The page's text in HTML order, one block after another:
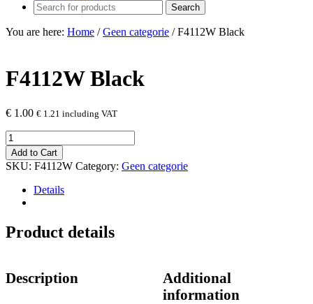
You are here: Home / Geen categorie /F4112W Black
F4112W Black
€ 1.00 € 1.21 including VAT
F4112W
Black
quantity
Add to Cart
SKU: F4112W Category: Geen categorie
Details
Product details
Description
Additional
information